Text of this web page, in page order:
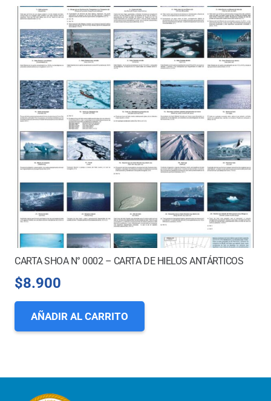
CARTA SHOA N° 0002 – CARTA DE HIELOS ANTÁRTICOS
$8.900
AÑADIR AL CARRITO